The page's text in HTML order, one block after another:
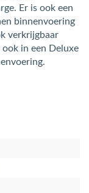
Er is ook een
binnenvoering
verkrijgbaar
in een Deluxe